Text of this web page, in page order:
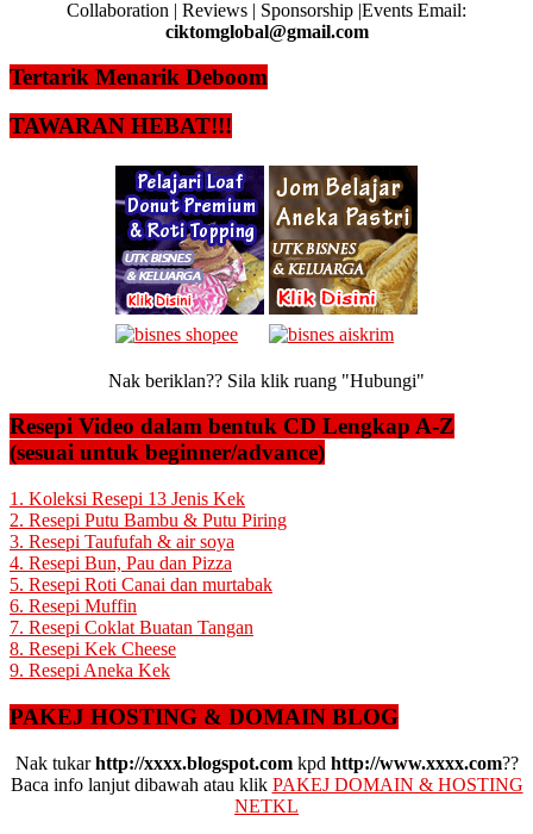
Collaboration | Reviews | Sponsorship |Events Email:
ciktomglobal@gmail.com
Tertarik Menarik Deboom
TAWARAN HEBAT!!!
Nak beriklan?? Sila klik ruang "Hubungi"
Resepi Video dalam bentuk CD Lengkap A-Z
(sesuai untuk beginner/advance)
1. Koleksi Resepi 13 Jenis Kek
2. Resepi Putu Bambu & Putu Piring
3. Resepi Taufufah & air soya
4. Resepi Bun, Pau dan Pizza
5. Resepi Roti Canai dan murtabak
6. Resepi Muffin
7. Resepi Coklat Buatan Tangan
8. Resepi Kek Cheese
9. Resepi Aneka Kek
PAKEJ HOSTING & DOMAIN BLOG
Nak tukarhttp://xxxx.blogspot.comkpd http://www.xxxx.com??
Baca info lanjut dibawah atau klik PAKEJ DOMAIN & HOSTING
NETKL